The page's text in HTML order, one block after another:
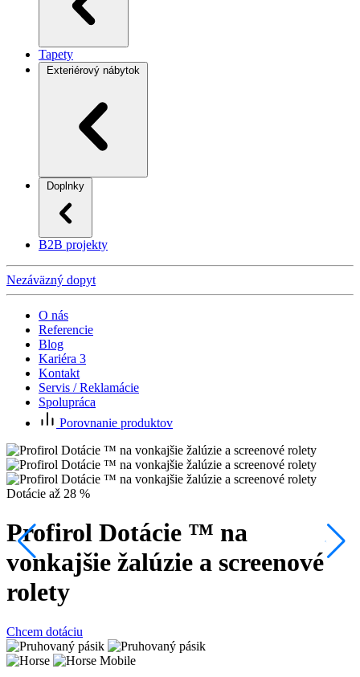
Tapety
Exteriérový nábytok
Doplnky
B2B projekty
Nezáväzný dopyt
O nás
Referencie
Blog
Kariéra 3
Kontakt
Servis / Reklamácie
Spolupráca
Porovnanie produktov
Dotácie až 28 %
Profirol Dotácie ™ na
vonkajšie žalúzie a screenové
rolety
Chcem dotáciu